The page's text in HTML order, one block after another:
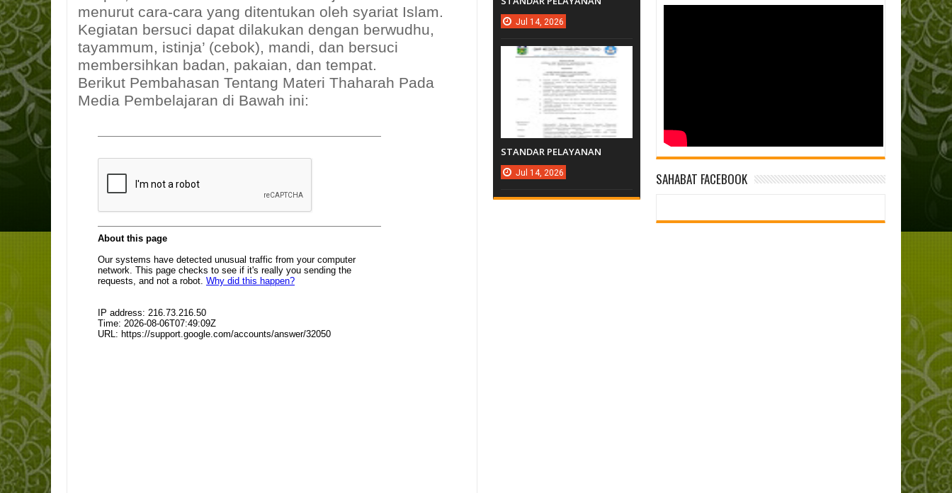
menurut cara-cara yang ditentukan oleh syariat Islam.
Kegiatan bersuci dapat dilakukan dengan berwudhu,
tayammum, istinja’ (cebok), mandi, dan bersuci
membersihkan badan, pakaian, dan tempat.
Berikut Pembahasan Tentang Materi Thaharah Pada
Media Pembelajaran di Bawah ini:
SAHABAT FACEBOOK
Jul 14, 2026
STANDAR PELAYANAN
Jul 14, 2026